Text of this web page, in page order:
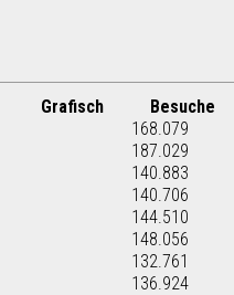
Grafisch Besuche
168.079
187.029
140.883
140.706
144.510
148.056
132.761
136.924